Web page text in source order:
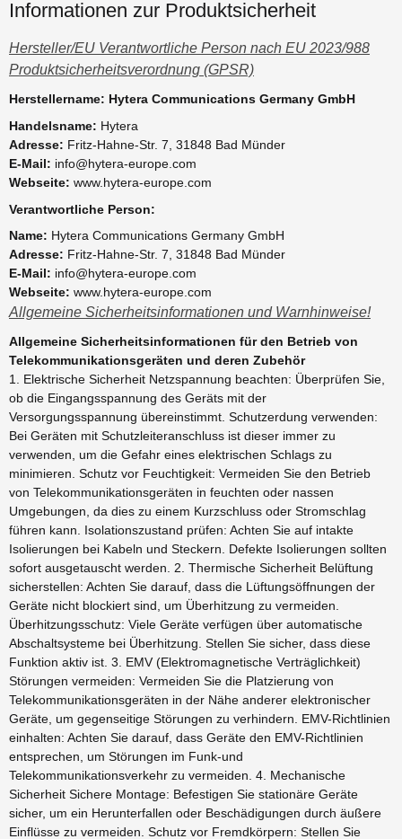
Informationen zur Produktsicherheit
Hersteller/EU Verantwortliche Person nach EU 2023/988
Produktsicherheitsverordnung (GPSR)
Herstellername: Hytera Communications Germany GmbH
Handelsname: Hytera
Adresse: Fritz-Hahne-Str. 7, 31848 Bad Münder
E-Mail: info@hytera-europe.com
Webseite: www.hytera-europe.com
Verantwortliche Person:
Name: Hytera Communications Germany GmbH
Adresse: Fritz-Hahne-Str. 7, 31848 Bad Münder
E-Mail: info@hytera-europe.com
Webseite: www.hytera-europe.com
Allgemeine Sicherheitsinformationen und Warnhinweise!
Allgemeine Sicherheitsinformationen für den Betrieb von
Telekommunikationsgeräten und deren Zubehör
1. Elektrische Sicherheit Netzspannung beachten: Überprüfen Sie,
ob die Eingangsspannung des Geräts mit der
Versorgungsspannung übereinstimmt. Schutzerdung verwenden:
Bei Geräten mit Schutzleiteranschluss ist dieser immer zu
verwenden, um die Gefahr eines elektrischen Schlags zu
minimieren. Schutz vor Feuchtigkeit: Vermeiden Sie den Betrieb
von Telekommunikationsgeräten in feuchten oder nassen
Umgebungen, da dies zu einem Kurzschluss oder Stromschlag
führen kann. Isolationszustand prüfen: Achten Sie auf intakte
Isolierungen bei Kabeln und Steckern. Defekte Isolierungen sollten
sofort ausgetauscht werden. 2. Thermische Sicherheit Belüftung
sicherstellen: Achten Sie darauf, dass die Lüftungsöffnungen der
Geräte nicht blockiert sind, um Überhitzung zu vermeiden.
Überhitzungsschutz: Viele Geräte verfügen über automatische
Abschaltsysteme bei Überhitzung. Stellen Sie sicher, dass diese
Funktion aktiv ist. 3. EMV (Elektromagnetische Verträglichkeit)
Störungen vermeiden: Vermeiden Sie die Platzierung von
Telekommunikationsgeräten in der Nähe anderer elektronischer
Geräte, um gegenseitige Störungen zu verhindern. EMV-Richtlinien
einhalten: Achten Sie darauf, dass Geräte den EMV-Richtlinien
entsprechen, um Störungen im Funk-und
Telekommunikationsverkehr zu vermeiden. 4. Mechanische
Sicherheit Sichere Montage: Befestigen Sie stationäre Geräte
sicher, um ein Herunterfallen oder Beschädigungen durch äußere
Einflüsse zu vermeiden. Schutz vor Fremdkörpern: Stellen Sie